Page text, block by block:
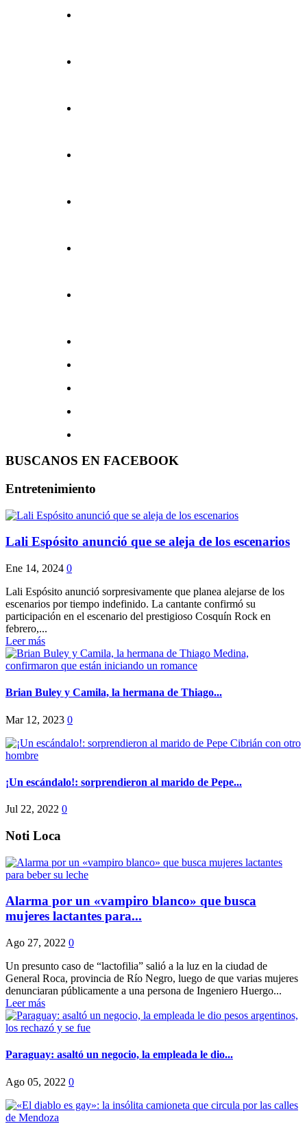
BUSCANOS EN FACEBOOK
Entretenimiento
Lali Espósito anunció que se aleja de los escenarios
Ene 14, 2024 0
Lali Espósito anunció sorpresivamente que planea alejarse de los
escenarios por tiempo indefinido. La cantante confirmó su
participación en el escenario del prestigioso Cosquín Rock en
febrero,...
Leer más
Brian Buley y Camila, la hermana de Thiago...
Mar 12, 2023 0
¡Un escándalo!: sorprendieron al marido de Pepe...
Jul 22, 2022 0
Noti Loca
Alarma por un «vampiro blanco» que busca
mujeres lactantes para...
Ago 27, 2022 0
Un presunto caso de “lactofilia” salió a la luz en la ciudad de
General Roca, provincia de Río Negro, luego de que varias mujeres
denunciaran públicamente a una persona de Ingeniero Huergo...
Leer más
Paraguay: asaltó un negocio, la empleada le dio...
Ago 05, 2022 0